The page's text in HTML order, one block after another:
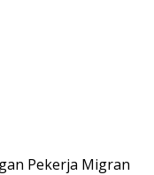
Pekerja Migran